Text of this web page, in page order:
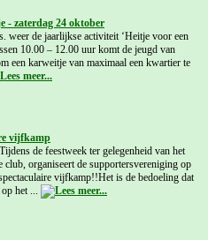
- zaterdag 24 oktober
weer de jaarlijkse activiteit ‘Heitje voor een
10.00 – 12.00 uur komt de jeugd van
een karweitje van maximaal een kwartier te
vijfkamp
de feestweek ter gelegenheid van het
organiseert de supportersvereniging op
vijfkamp!!Het is de bedoeling dat
het ...